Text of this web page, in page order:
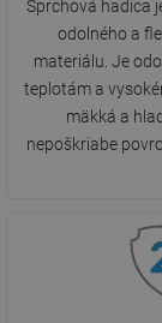
Sprchová hadica
odolného a
materiálu. Je
teplotám a
mäkká a
nepoškriabe